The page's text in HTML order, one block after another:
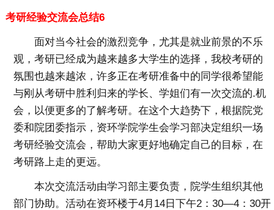
考研经验交流会总结6
面对当今社会的激烈竞争，尤其是就业前景的不乐
观，考研已经成为越来越多大学生的选择，我校考研的
氛围也越来越浓，许多正在考研准备中的同学很希望能
与刚从考研中胜利归来的学长、学姐们有一次交流的.机
会，以便更多的了解考研。在这个大趋势下，根据院党
委和院团委指示，资环学院学生会学习部决定组织一场
考研经验交流会，帮助大家更好地确定自己的目标，在
考研路上走的更远。
本次交流活动由学习部主要负责，院学生组织其他
部门协助。活动在资环楼于4月14日下午2：30—4：30开